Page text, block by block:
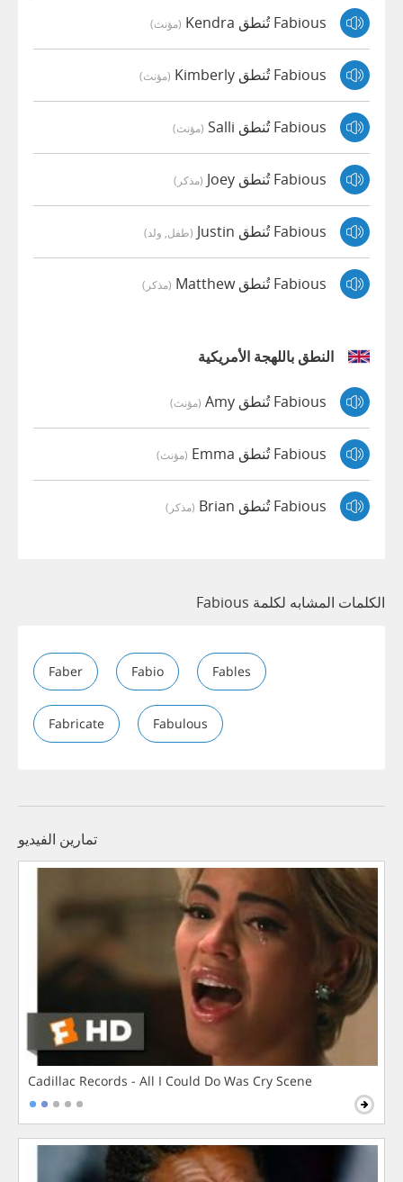
Fabious تُنطق Kendra (مؤنث)
Fabious تُنطق Kimberly (مؤنث)
Fabious تُنطق Salli (مؤنث)
Fabious تُنطق Joey (مذكر)
Fabious تُنطق Justin (طفل, ولد)
Fabious تُنطق Matthew (مذكر)
النطق باللهجة الأمريكية
Fabious تُنطق Amy (مؤنث)
Fabious تُنطق Emma (مؤنث)
Fabious تُنطق Brian (مذكر)
الكلمات المشابه لكلمة Fabious
Faber Fabio Fables
Fabricate Fabulous
تمارين الفيديو
Cadillac Records - All I Could Do Was Cry Scene